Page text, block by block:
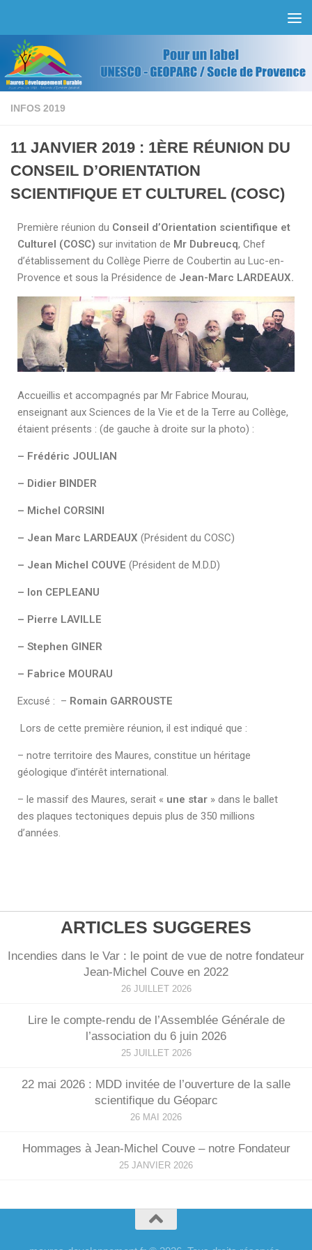
INFOS 2019
11 JANVIER 2019 : 1ÈRE RÉUNION DU
CONSEIL D’ORIENTATION
SCIENTIFIQUE ET CULTUREL (COSC)
Première réunion du Conseil d’Orientation scientifique et
Culturel (COSC) sur invitation de Mr Dubreucq, Chef
d’établissement du Collège Pierre de Coubertin au Luc-en-
Provence et sous la Présidence de Jean-Marc LARDEAUX.
Accueillis et accompagnés par Mr Fabrice Mourau,
enseignant aux Sciences de la Vie et de la Terre au Collège,
étaient présents : (de gauche à droite sur la photo) :
– Frédéric JOULIAN
– Didier BINDER
– Michel CORSINI
– Jean Marc LARDEAUX (Président du COSC)
– Jean Michel COUVE (Président de M.D.D)
– Ion CEPLEANU
– Pierre LAVILLE
– Stephen GINER
– Fabrice MOURAU
Excusé : – Romain GARROUSTE
Lors de cette première réunion, il est indiqué que :
– notre territoire des Maures, constitue un héritage
géologique d’intérêt international.
– le massif des Maures, serait « une star » dans le ballet
des plaques tectoniques depuis plus de 350 millions
d’années.
ARTICLES SUGGERES
Incendies dans le Var : le point de vue de notre fondateur
Jean-Michel Couve en 2022
26 JUILLET 2026
Lire le compte-rendu de l’Assemblée Générale de
l’association du 6 juin 2026
25 JUILLET 2026
22 mai 2026 : MDD invitée de l’ouverture de la salle
scientifique du Géoparc
26 MAI 2026
Hommages à Jean-Michel Couve – notre Fondateur
25 JANVIER 2026